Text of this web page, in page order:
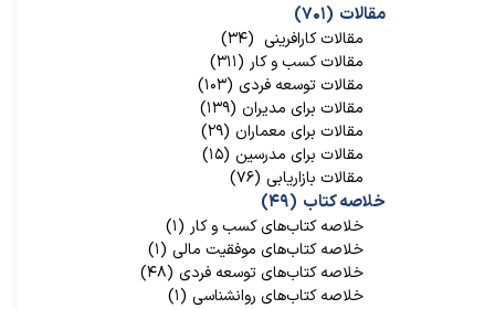
مقالات (۷۰۱)
مقالات کارافرینی (۳۴)
مقالات کسب و کار (۳۱۱)
مقالات توسعه فردی (۱۰۳)
مقالات برای مدیران (۱۳۹)
مقالات برای معماران (۲۹)
مقالات برای مدرسین (۱۵)
مقالات بازاریابی (۷۶)
خلاصه کتاب (۴۹)
خلاصه کتاب‌‌های کسب و کار (۱)
خلاصه کتاب‌‌های موفقیت مالی (۱)
خلاصه کتاب‌های توسعه فردی (۴۸)
خلاصه کتاب‌های روانشناسی (۱)